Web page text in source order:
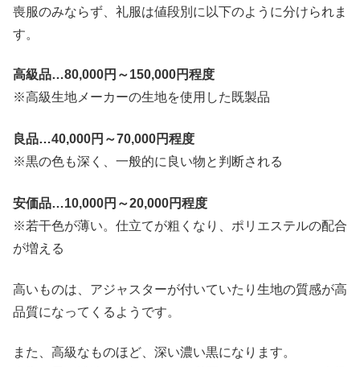
喪服のみならず、礼服は値段別に以下のように分けられま
す。
高級品…80,000円～150,000円程度
※高級生地メーカーの生地を使用した既製品
良品…40,000円～70,000円程度
※黒の色も深く、一般的に良い物と判断される
安価品…10,000円～20,000円程度
※若干色が薄い。仕立てが粗くなり、ポリエステルの配合
が増える
高いものは、アジャスターが付いていたり生地の質感が高
品質になってくるようです。
また、高級なものほど、深い濃い黒になります。